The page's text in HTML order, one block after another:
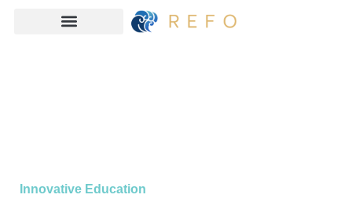
Innovative Education